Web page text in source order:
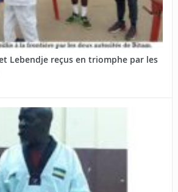
Lebendje reçus en triomphe par les